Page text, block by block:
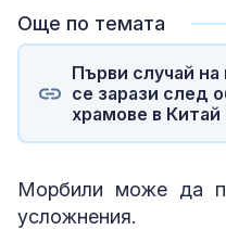
Още по темата
Първи случай
се зарази след
храмове в
Морбили може да
усложнения.